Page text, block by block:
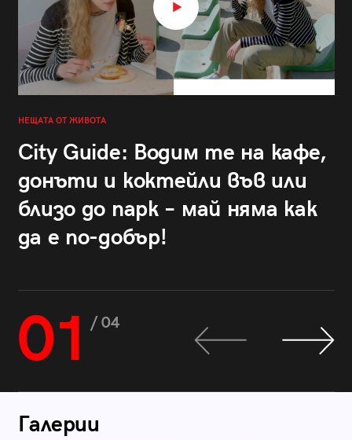
НЕЩАТА ОТ ЖИВОТА
City Guide: Водим те на кафе,
донъти и коктейли във или
близо до парк – май няма как
да е по-добър!
01 / 04
Галерии